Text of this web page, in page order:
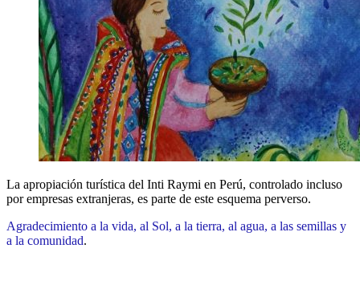
La apropiación turística del Inti Raymi en Perú, controlado incluso
por empresas extranjeras, es parte de este esquema perverso.
Agradecimiento a la vida, al Sol, a la tierra, al agua, a las semillas y
a la comunidad.